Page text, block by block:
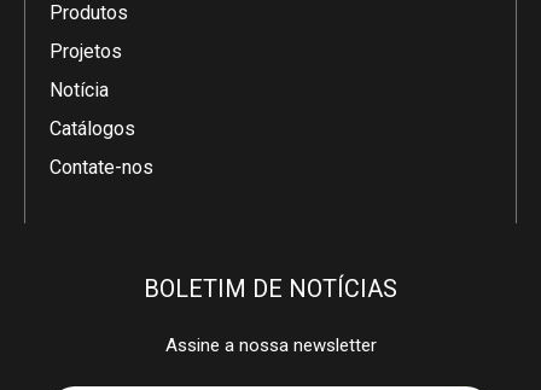
Produtos
Projetos
Notícia
Catálogos
Contate-nos
BOLETIM DE NOTÍCIAS
Assine a nossa newsletter